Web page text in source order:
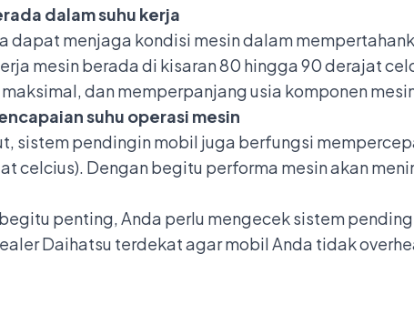
dalam suhu kerja
dapat menjaga kondisi mesin dalam
mesin berada di kisaran 80 hingga 90 derajat
dan memperpanjang usia komponen
suhu operasi mesin
sistem pendingin mobil juga berfungsi
celcius). Dengan begitu performa mesin akan
penting, Anda perlu mengecek sistem
Daihatsu terdekatagar mobil Anda tidak